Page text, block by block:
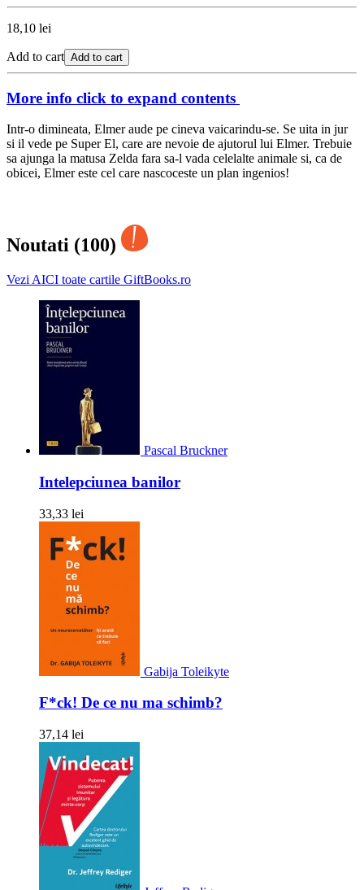
18,10 lei
Add to cart Add to cart
More info click to expand contents
Intr-o dimineata, Elmer aude pe cineva vaicarindu-se. Se uita in jur
si il vede pe Super El, care are nevoie de ajutorul lui Elmer. Trebuie
sa ajunga la matusa Zelda fara sa-l vada celelalte animale si, ca de
obicei, Elmer este cel care nascoceste un plan ingenios!
Noutati (100)
Vezi AICI toate cartile GiftBooks.ro
Pascal Bruckner
Intelepciunea banilor
33,33 lei
Gabija Toleikyte
F*ck! De ce nu ma schimb?
37,14 lei